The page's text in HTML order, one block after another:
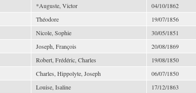
*Auguste, Victor 04/10/1862
Théodore 19/07/1856
Nicole, Sophie 30/05/1851
Joseph, François 20/08/1869
Robert, Frédéric, Charles 19/08/1850
Charles, Hippolyte, Joseph 06/07/1850
Louise, Isaline 17/12/1863